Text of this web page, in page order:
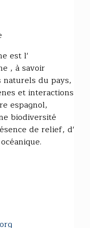
est l'
, à savoir
naturels du pays,
et interactions
espagnol,
biodiversité
de relief, d'